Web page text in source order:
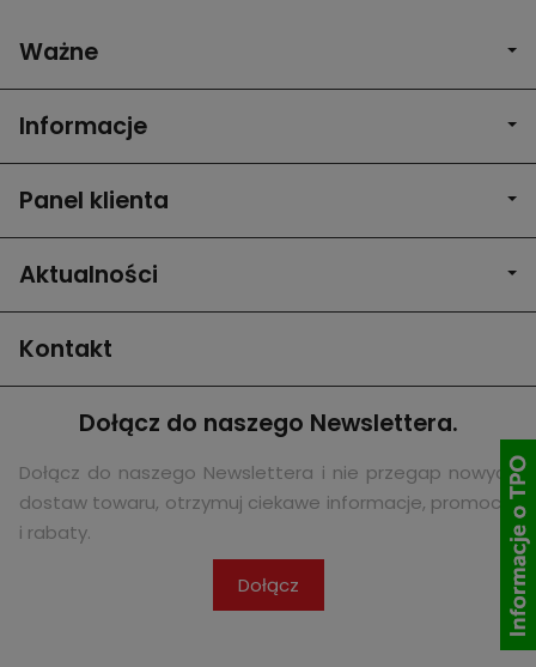
Ważne
Informacje
Panel klienta
Aktualności
Kontakt
Dołącz do naszego Newslettera.
Dołącz do naszego Newslettera i nie przegap nowych
dostaw towaru, otrzymuj ciekawe informacje, promocje
i rabaty.
Dołącz